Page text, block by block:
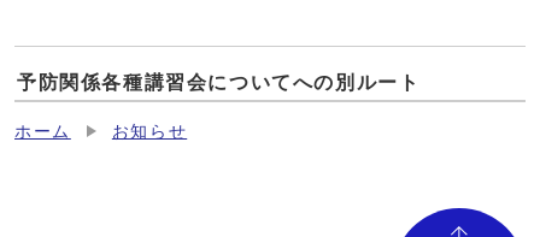
予防関係各種講習会についてへの別ルート
ホーム お知らせ